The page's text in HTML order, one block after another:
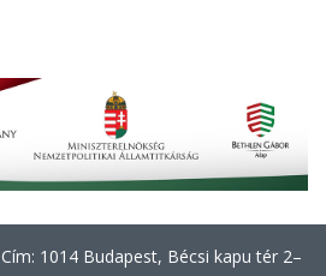
Cím: 1014 Budapest, Bécsi kapu tér 2–